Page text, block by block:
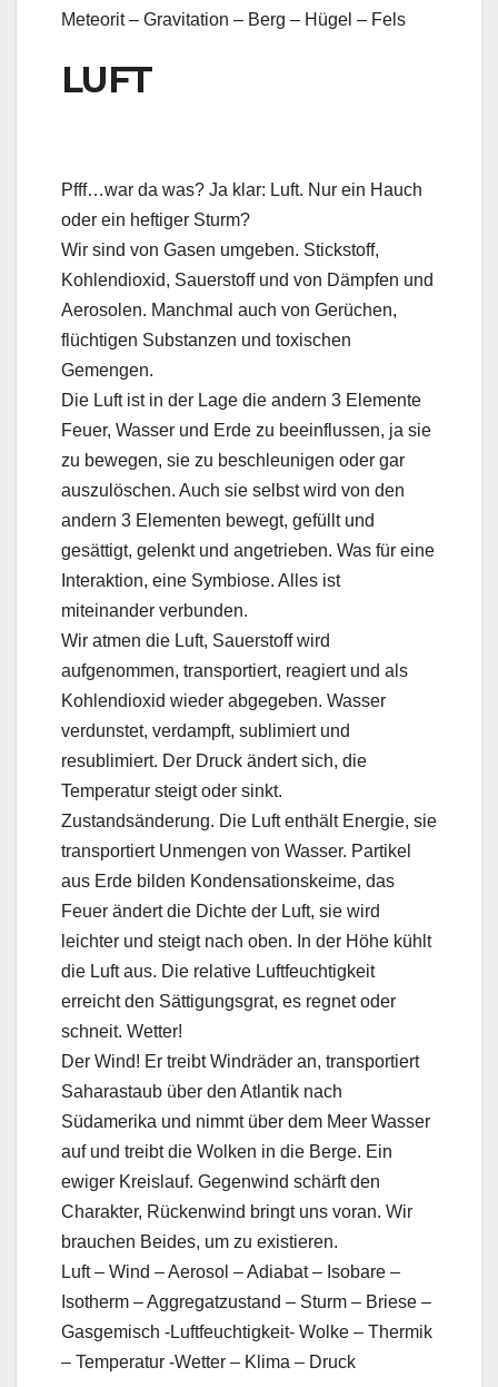
Meteorit – Gravitation – Berg – Hügel – Fels
LUFT
Pfff…war da was? Ja klar: Luft. Nur ein Hauch
oder ein heftiger Sturm?
Wir sind von Gasen umgeben. Stickstoff,
Kohlendioxid, Sauerstoff und von Dämpfen und
Aerosolen. Manchmal auch von Gerüchen,
flüchtigen Substanzen und toxischen
Gemengen.
Die Luft ist in der Lage die andern 3 Elemente
Feuer, Wasser und Erde zu beeinflussen, ja sie
zu bewegen, sie zu beschleunigen oder gar
auszulöschen. Auch sie selbst wird von den
andern 3 Elementen bewegt, gefüllt und
gesättigt, gelenkt und angetrieben. Was für eine
Interaktion, eine Symbiose. Alles ist
miteinander verbunden.
Wir atmen die Luft, Sauerstoff wird
aufgenommen, transportiert, reagiert und als
Kohlendioxid wieder abgegeben. Wasser
verdunstet, verdampft, sublimiert und
resublimiert. Der Druck ändert sich, die
Temperatur steigt oder sinkt.
Zustandsänderung. Die Luft enthält Energie, sie
transportiert Unmengen von Wasser. Partikel
aus Erde bilden Kondensationskeime, das
Feuer ändert die Dichte der Luft, sie wird
leichter und steigt nach oben. In der Höhe kühlt
die Luft aus. Die relative Luftfeuchtigkeit
erreicht den Sättigungsgrat, es regnet oder
schneit. Wetter!
Der Wind! Er treibt Windräder an, transportiert
Saharastaub über den Atlantik nach
Südamerika und nimmt über dem Meer Wasser
auf und treibt die Wolken in die Berge. Ein
ewiger Kreislauf. Gegenwind schärft den
Charakter, Rückenwind bringt uns voran. Wir
brauchen Beides, um zu existieren.
Luft – Wind – Aerosol – Adiabat – Isobare –
Isotherm – Aggregatzustand – Sturm – Briese –
Gasgemisch -Luftfeuchtigkeit- Wolke – Thermik
– Temperatur -Wetter – Klima – Druck